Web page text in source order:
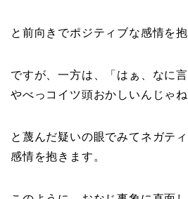
と前向きでポジティブな感情を抱
ですが、一方は、「はぁ、なに言
やべっコイツ頭おかしいんじゃね
と蔑んだ疑いの眼でみてネガテ
感情を抱きます。